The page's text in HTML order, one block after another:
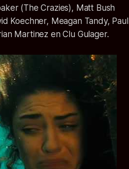
(The Crazies), Matt Bush
Koechner, Meagan Tandy, Paul
Martinez en Clu Gulager.